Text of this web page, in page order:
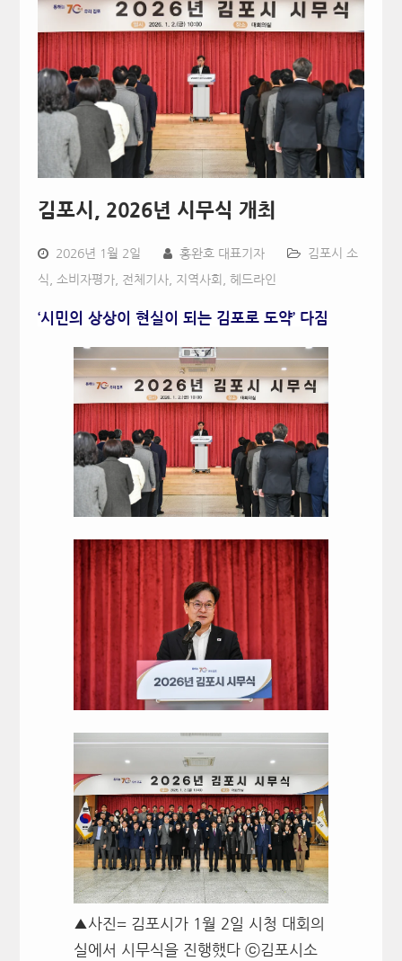
김포시, 2026년 시무식 개최
2026년 1월 2일 홍완호 대표기자 김포시 소
식 소비자평가, 전체기사, 지역사회 헤드라인
‘시민의 상상이 현실이 되는 김포로 도약’ 다짐
▲사진= 김포시가 1월 2일 시청 대회의
실에서 시무식을 진행했다 ⓒ김포시소